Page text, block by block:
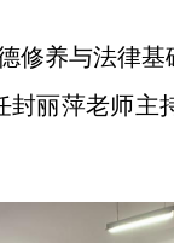
修养与法律
丽萍老师